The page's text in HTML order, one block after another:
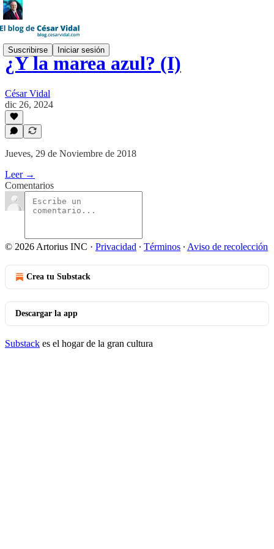
Suscribirse Iniciar sesión
¿Y la marea azul? (I)
César Vidal
dic 26, 2024
Jueves, 29 de Noviembre de 2018
Leer →
Comentarios
© 2026 Artorius INC · Privacidad ∙ Términos ∙ Aviso de recolección
Crea tu Substack
Descargar la app
Substack es el hogar de la gran cultura